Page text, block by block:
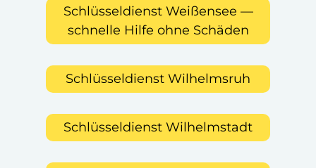
Schlüsseldienst Weißensee —
schnelle Hilfe ohne Schäden
Schlüsseldienst Wilhelmsruh
Schlüsseldienst Wilhelmstadt